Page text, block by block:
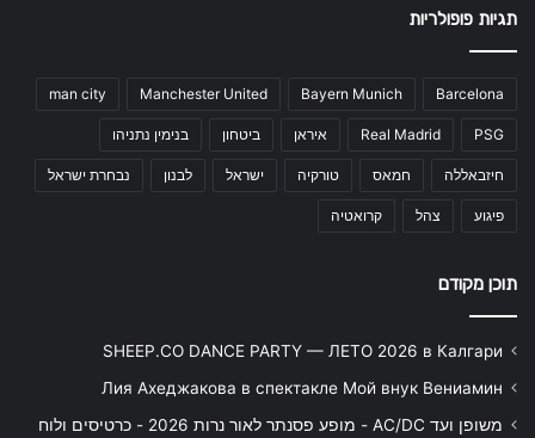
תגיות פופולריות
Barcelona
Bayern Munich
Manchester United
man city
PSG
Real Madrid איראן ביטחון בנימין נתניהו
חיזבאללה חמאס טורקיה ישראל לבנון נבחרת ישראל
פיגוע צהל קרואטיה
תוכן מקודם
SHEEP.CO DANCE PARTY — ЛЕТО 2026 в Калгари
Лия Ахеджакова в спектакле Мой внук Вениамин
משופן ועד AC/DC - מופע פסנתר לאור נרות 2026 - כרטיסים ולוח